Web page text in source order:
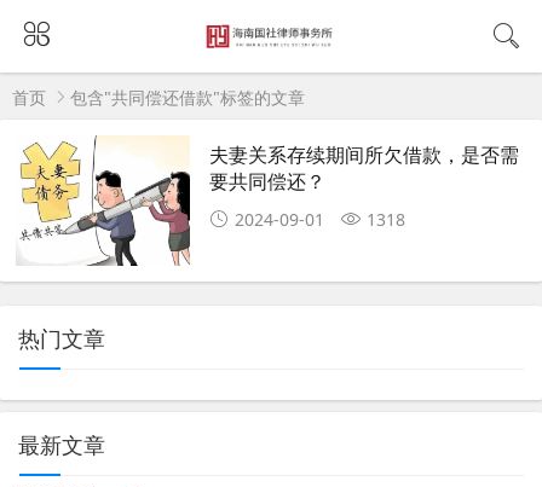
首页 包含"共同偿还借款"标签的文章
夫妻关系存续期间所欠借款，是否需
要共同偿还？
2024-09-01 1318
热门文章
最新文章